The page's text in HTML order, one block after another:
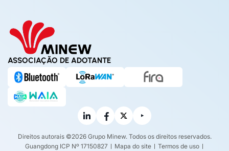
ASSOCIAÇÃO DE ADOTANTE
Direitos autorais ©2026 Grupo Minew. Todos os direitos reservados.
Guangdong ICP Nº 17150827
Mapa do site Termos de uso